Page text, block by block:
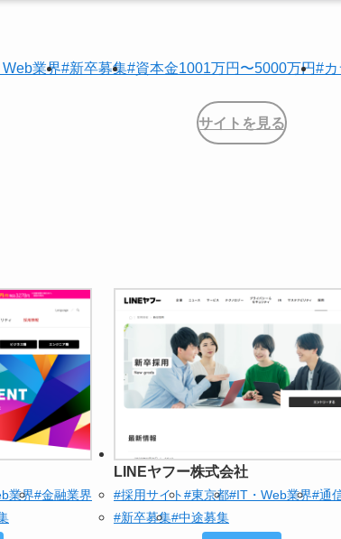
業界#新卒募集#資本金1001万円〜5000万円#カ
サイトを見る
業界#金融業界
LINEヤフー株式会社
#採用サイト#東京都#IT・Web業界#通
#新卒募集#中途募集